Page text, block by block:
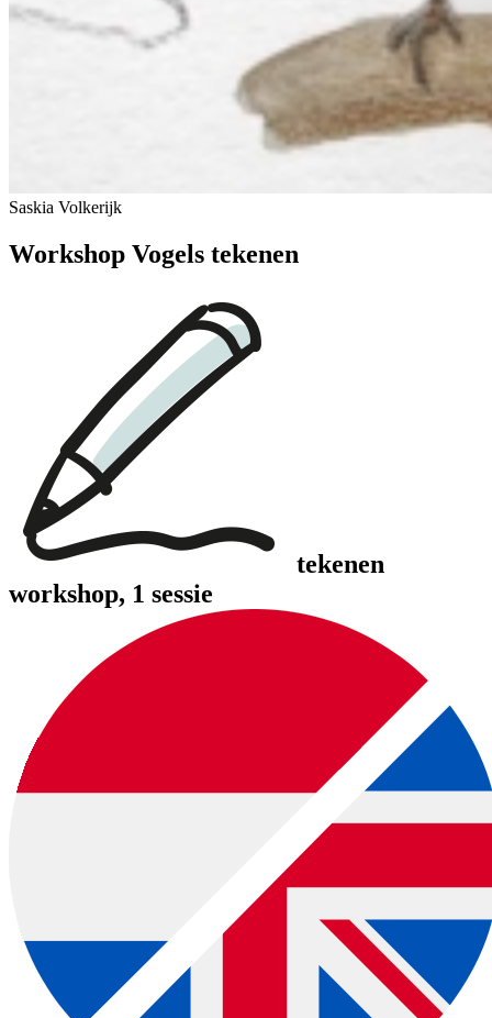
Saskia Volkerijk
Workshop Vogels tekenen
tekenen
workshop, 1 sessie